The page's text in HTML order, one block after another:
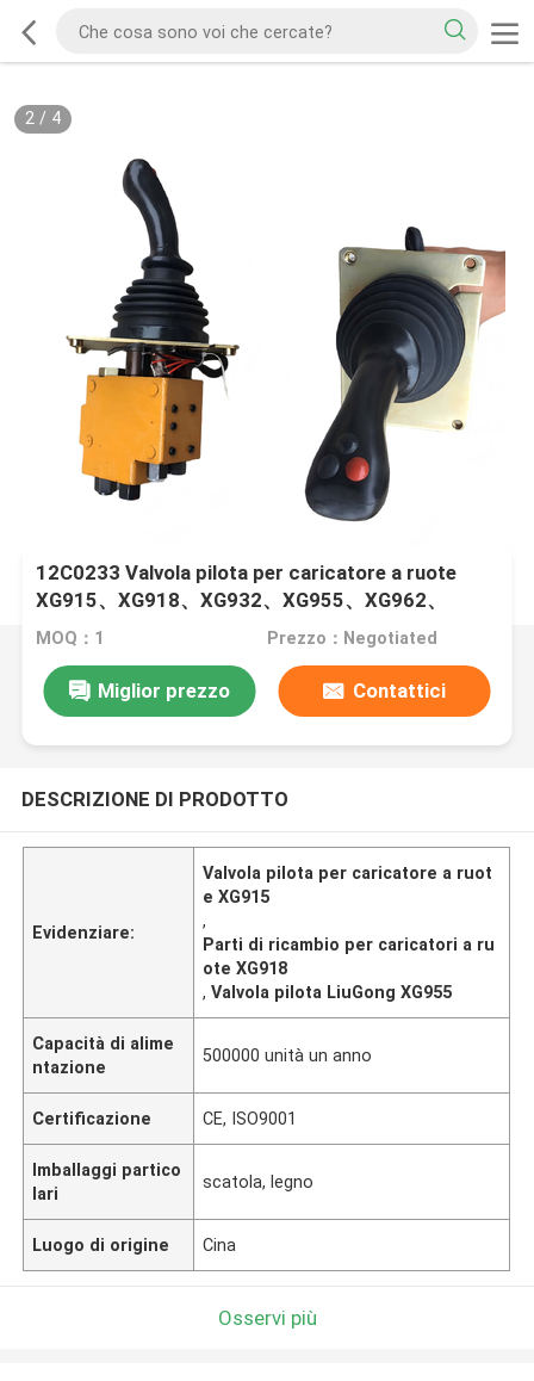
2/ 4
12C0233 Valvola pilota per caricatore a ruote
XG915、XG918、XG932、XG955、XG962、
XG982 Ricambi
MOQ：1 Prezzo：Negotiated
Miglior prezzo Contattici
DESCRIZIONE DI PRODOTTO
Evidenziare:
Valvola pilota per caricatore a ruot
e XG915
,
Parti di ricambio per caricatori a ru
ote XG918
,Valvola pilota LiuGong XG955
Capacità di alime
ntazione
500000 unità un anno
Certificazione CE, ISO9001
Imballaggi partico
lari
scatola, legno
Luogo di origine Cina
Osservi più